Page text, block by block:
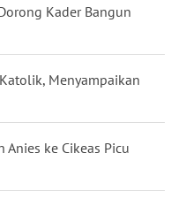
Kader Bangun
Menyampaikan
Anies ke Cikeas Picu